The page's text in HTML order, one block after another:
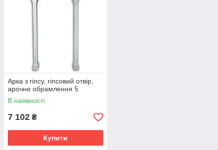
Арка з гіпсу, гіпсовий отвір,
арочне обрамлення 5
В наявності
7 102 ₴
Купити